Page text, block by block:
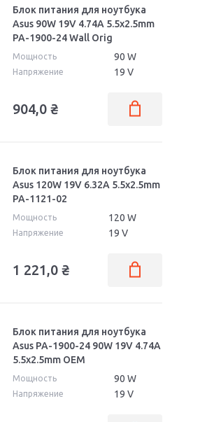
Блок питания для ноутбука
Asus 90W 19V 4.74A 5.5x2.5mm
PA-1900-24 Wall Orig
Мощность 90 W
Напряжение 19 V
904,0 ₴
Блок питания для ноутбука
Asus 120W 19V 6.32A 5.5x2.5mm
PA-1121-02
Мощность 120 W
Напряжение 19 V
1 221,0 ₴
Блок питания для ноутбука
Asus PA-1900-24 90W 19V 4.74A
5.5x2.5mm OEM
Мощность 90 W
Напряжение 19 V